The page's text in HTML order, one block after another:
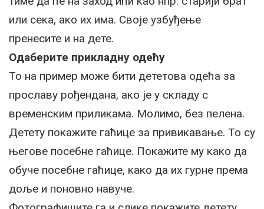
или сека, ако их има. Своје узбуђење
пренесите и на дете.
Одаберите прикладну одећу
То на пример може бити дететова одећа за
прославу рођендана, ако је у складу с
временским приликама. Молимо, без пелена.
Детету покажите гаћице за привикавање. То су
његове посебне гаћице. Покажите му како да
обуче посебне гаћице, како да их гурне према
доље и поновно навуче.